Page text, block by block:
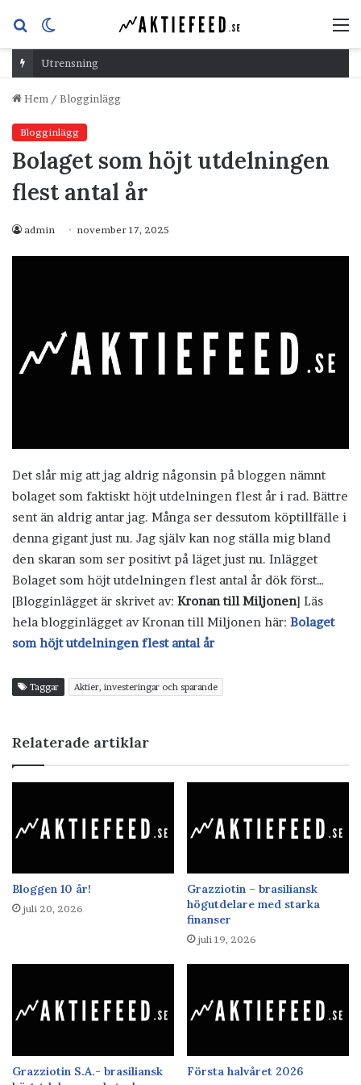
Sök
efterskin
Utrensning
Hem / Blogginlägg
Blogginlägg
Bolaget som höjt utdelningen
flest antal år
admin november 17, 2025
Det slår mig att jag aldrig någonsin på bloggen nämnt
bolaget som faktiskt höjt utdelningen flest år i rad. Bättre
sent än aldrig antar jag. Många ser dessutom köptillfälle i
denna gigant just nu. Jag själv kan nog ställa mig bland
den skaran som ser positivt på läget just nu. Inlägget
Bolaget som höjt utdelningen flest antal år dök först…
[Blogginlägget är skrivet av: Kronan till Miljonen] Läs
hela blogginlägget av Kronan till Miljonen här: Bolaget
som höjt utdelningen flest antal år
Taggar Aktier, investeringar och sparande
Relaterade artiklar
Bloggen 10 år!
juli 20, 2026
Grazziotin – brasiliansk
högutdelare med starka
finanser
juli 19, 2026
Grazziotin S.A.- brasiliansk
Första halvåret 2026